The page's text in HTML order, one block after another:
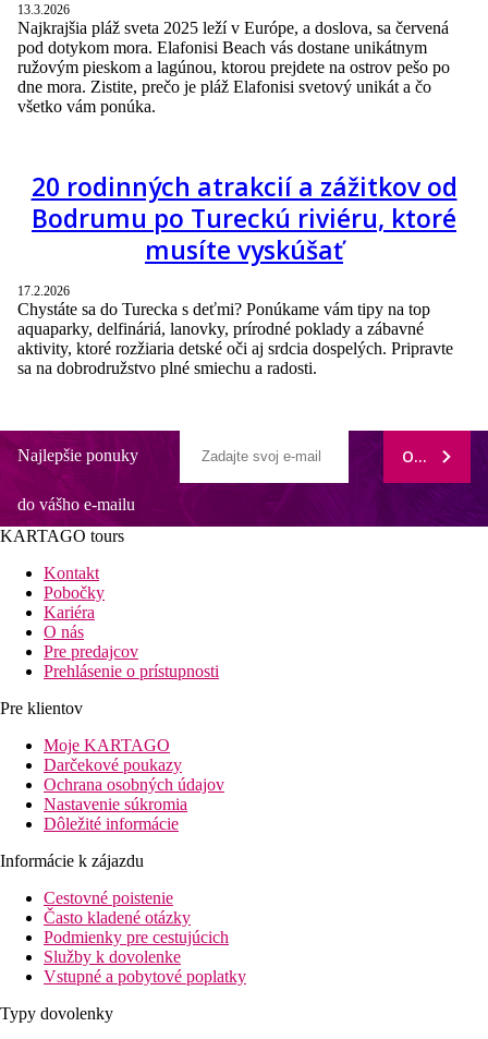
13.3.2026
Najkrajšia pláž sveta 2025 leží v Európe, a doslova, sa červená
pod dotykom mora. Elafonisi Beach vás dostane unikátnym
ružovým pieskom a lagúnou, ktorou prejdete na ostrov pešo po
dne mora. Zistite, prečo je pláž Elafonisi svetový unikát a čo
všetko vám ponúka.
20 rodinných atrakcií a zážitkov od
Bodrumu po Tureckú riviéru, ktoré
musíte vyskúšať
17.2.2026
Chystáte sa do Turecka s deťmi? Ponúkame vám tipy na top
aquaparky, delfináriá, lanovky, prírodné poklady a zábavné
aktivity, ktoré rozžiaria detské oči aj srdcia dospelých. Pripravte
sa na dobrodružstvo plné smiechu a radosti.
Najlepšie ponuky
do vášho e-mailu
ODOBERAŤ
KARTAGO tours
Kontakt
Pobočky
Kariéra
O nás
Pre predajcov
Prehlásenie o prístupnosti
Pre klientov
Moje KARTAGO
Darčekové poukazy
Ochrana osobných údajov
Nastavenie súkromia
Dôležité informácie
Informácie k zájazdu
Cestovné poistenie
Často kladené otázky
Podmienky pre cestujúcich
Služby k dovolenke
Vstupné a pobytové poplatky
Typy dovolenky